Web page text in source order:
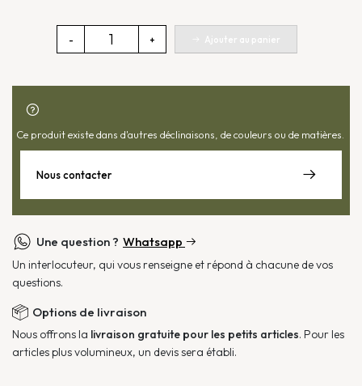
-
quantité
de
Palma
+ Ajouter au panier
Ce produit existe dans d'autres déclinaisons, de couleurs ou de matières.
Nous contacter
Une question ? Whatsapp
Un interlocuteur, qui vous renseigne et répond à chacune de vos
questions.
Options de livraison
Nous offrons la livraison gratuite pour les petits articles. Pour les
articles plus volumineux, un devis sera établi.